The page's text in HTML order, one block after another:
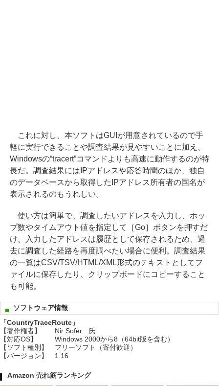
これに対し、本ソフトはGUIが用意されているので手
軽に実行できることや調査結果が見やすいことに加え、
Windowsの“tracert”コマンドよりも高速に動作するのが特
長だ。調査結果にはIPアドレスや応答時間のほか、独自
のデータベースから取得したIPアドレス所有者の国名が
表示されるのもうれしい。
使い方は簡単で、調査したいアドレスを入力し、ホッ
プ数やタイムアウト値を指定して［Go］ボタンを押すだ
け。入力したアドレスは履歴として保存されるため、過
去に調査した経路を再度調べたい場合に便利。調査結果
の一覧はCSV/TSV/HTML/XML形式のテキストとしてフ
ァイルに保存したり、クリップボードにコピーすること
も可能。
ソフトウェア情報
「CountryTraceRoute」
【著作権者】
Nir Sofer 氏
【対応OS】
Windows 2000から8（64bit版を含む）
【ソフト種別】
フリーソフト（寄付歓迎）
【バージョン】
1.16
Amazon 売れ筋ランキング